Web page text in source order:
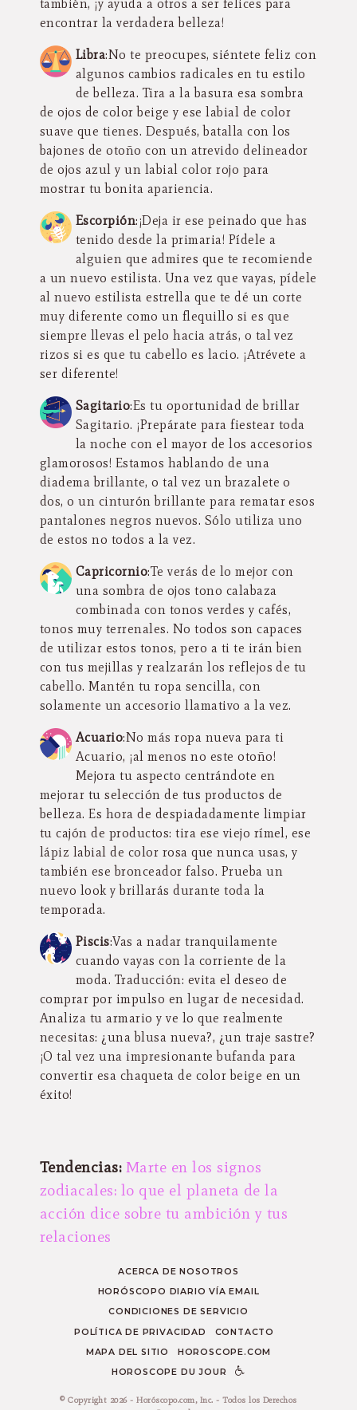
también, ¡y ayuda a otros a ser felices para
encontrar la verdadera belleza!
Libra:No te preocupes, siéntete feliz con
algunos cambios radicales en tu estilo
de belleza. Tira a la basura esa sombra
de ojos de color beige y ese labial de color
suave que tienes. Después, batalla con los
bajones de otoño con un atrevido delineador
de ojos azul y un labial color rojo para
mostrar tu bonita apariencia.
Escorpión:¡Deja ir ese peinado que has
tenido desde la primaria! Pídele a
alguien que admires que te recomiende
a un nuevo estilista. Una vez que vayas, pídele
al nuevo estilista estrella que te dé un corte
muy diferente como un flequillo si es que
siempre llevas el pelo hacia atrás, o tal vez
rizos si es que tu cabello es lacio. ¡Atrévete a
ser diferente!
Sagitario:Es tu oportunidad de brillar
Sagitario. ¡Prepárate para fiestear toda
la noche con el mayor de los accesorios
glamorosos! Estamos hablando de una
diadema brillante, o tal vez un brazalete o
dos, o un cinturón brillante para rematar esos
pantalones negros nuevos. Sólo utiliza uno
de estos no todos a la vez.
Capricornio:Te verás de lo mejor con
una sombra de ojos tono calabaza
combinada con tonos verdes y cafés,
tonos muy terrenales. No todos son capaces
de utilizar estos tonos, pero a ti te irán bien
con tus mejillas y realzarán los reflejos de tu
cabello. Mantén tu ropa sencilla, con
solamente un accesorio llamativo a la vez.
Acuario:No más ropa nueva para ti
Acuario, ¡al menos no este otoño!
Mejora tu aspecto centrándote en
mejorar tu selección de tus productos de
belleza. Es hora de despiadadamente limpiar
tu cajón de productos: tira ese viejo rímel, ese
lápiz labial de color rosa que nunca usas, y
también ese bronceador falso. Prueba un
nuevo look y brillarás durante toda la
temporada.
Piscis:Vas a nadar tranquilamente
cuando vayas con la corriente de la
moda. Traducción: evita el deseo de
comprar por impulso en lugar de necesidad.
Analiza tu armario y ve lo que realmente
necesitas: ¿una blusa nueva?, ¿un traje sastre?
¡O tal vez una impresionante bufanda para
convertir esa chaqueta de color beige en un
éxito!
Tendencias: Marte en los signos
zodiacales: lo que el planeta de la
acción dice sobre tu ambición y tus
relaciones
ACERCA DE NOSOTROS
HORÓSCOPO DIARIO VÍA EMAIL
CONDICIONES DE SERVICIO
POLÍTICA DE PRIVACIDAD
CONTACTO
MAPA DEL SITIO
HOROSCOPE.COM
HOROSCOPE DU JOUR
© Copyright 2026 - Horóscopo.com, Inc. - Todos los Derechos